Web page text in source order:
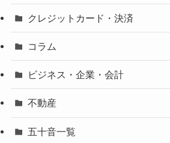
クレジットカード・決済
コラム
ビジネス・企業・会計
不動産
五十音一覧